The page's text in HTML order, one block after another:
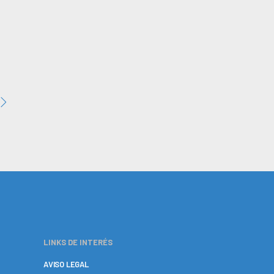
LINKS DE INTERÉS
AVISO LEGAL